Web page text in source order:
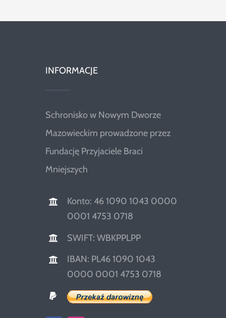
INFORMACJE
Schronisko w Nowym Dworze
Mazowieckim prowadzone przez
Fundację Przyjaciele Braci
Mniejszych
Konto: 46 1090 1043 0000
0001 4753 0718
SWIFT: WBKPPLPP
IBAN: PL46 1090 1043
0000 0001 4753 0718